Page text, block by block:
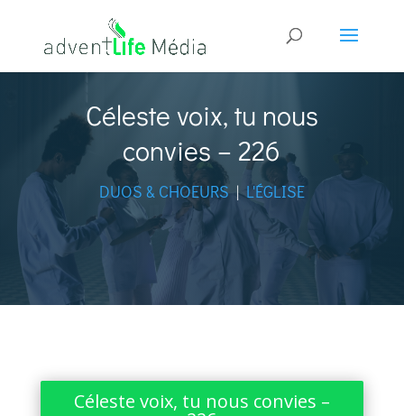
Céleste voix, tu nous
convies – 226
DUOS & CHOEURS |L'ÉGLISE
Céleste voix, tu nous convies –